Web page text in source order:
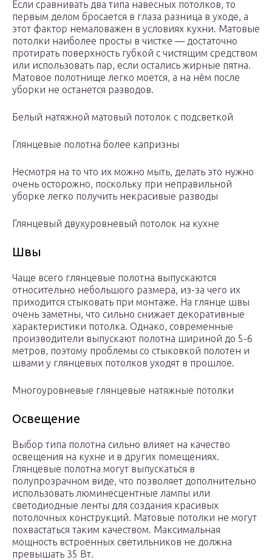
Если сравнивать два типа навесных потолков, то
первым делом бросается в глаза разница в уходе, а
этот фактор немаловажен в условиях кухни. Матовые
потолки наиболее просты в чистке — достаточно
протирать поверхность губкой с чистящим средством
или использовать пар, если остались жирные пятна.
Матовое полотнище легко моется, а на нём после
уборки не останется разводов.
Белый натяжной матовый потолок с подсветкой
Глянцевые полотна более капризны
Несмотря на то что их можно мыть, делать это нужно
очень осторожно, поскольку при неправильной
уборке легко получить некрасивые разводы
Глянцевый двухуровневый потолок на кухне
Швы
Чаще всего глянцевые полотна выпускаются
относительно небольшого размера, из-за чего их
приходится стыковать при монтаже. На глянце швы
очень заметны, что сильно снижает декоративные
характеристики потолка. Однако, современные
производители выпускают полотна шириной до 5-6
метров, поэтому проблемы со стыковкой полотен и
швами у глянцевых потолков уходят в прошлое.
Многоуровневые глянцевые натяжные потолки
Освещение
Выбор типа полотна сильно влияет на качество
освещения на кухне и в других помещениях.
Глянцевые полотна могут выпускаться в
полупрозрачном виде, что позволяет дополнительно
использовать люминесцентные лампы или
светодиодные ленты для создания красивых
потолочных конструкций. Матовые потолки не могут
похвастаться таким качеством. Максимальная
мощность встроенных светильников не должна
превышать 35 Вт.